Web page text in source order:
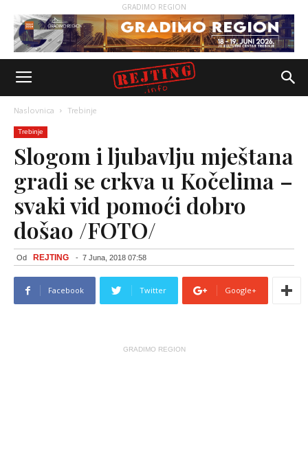
GRADIMO REGION
Naslovnica Trebinje
Trebinje
Slogom i ljubavlju mještana
gradi se crkva u Kočelima –
svaki vid pomoći dobro
došao /FOTO/
Od REJTING - 7 Juna, 2018 07:58
Facebook Twitter Google+
GRADIMO REGION